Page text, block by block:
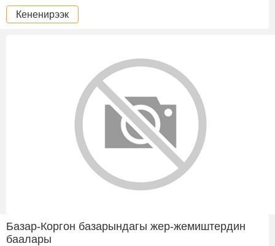
Кененирээк
Базар-Коргон базарындагы жер-жемиштердин
баалары